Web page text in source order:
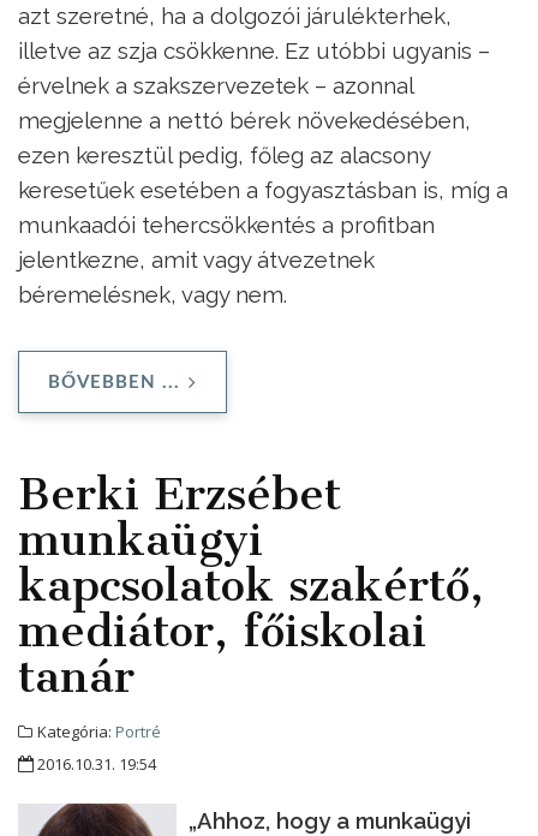
azt szeretné, ha a dolgozói járulékterhek,
illetve az szja csökkenne. Ez utóbbi ugyanis –
érvelnek a szakszervezetek – azonnal
megjelenne a nettó bérek növekedésében,
ezen keresztül pedig, főleg az alacsony
keresetűek esetében a fogyasztásban is, míg a
munkaadói tehercsökkentés a profitban
jelentkezne, amit vagy átvezetnek
béremelésnek, vagy nem.
BŐVEBBEN ...
Berki Erzsébet
munkaügyi
kapcsolatok szakértő,
mediátor, főiskolai
tanár
Kategória: Portré
2016.10.31. 19:54
„Ahhoz, hogy a munkaügyi